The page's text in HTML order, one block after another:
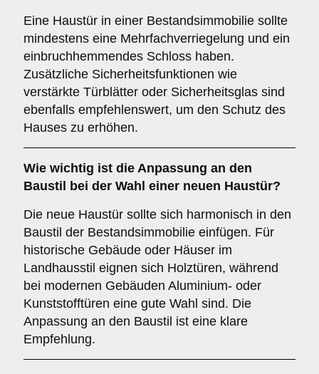
Eine Haustür in einer Bestandsimmobilie sollte
mindestens eine Mehrfachverriegelung und ein
einbruchhemmendes Schloss haben.
Zusätzliche Sicherheitsfunktionen wie
verstärkte Türblätter oder Sicherheitsglas sind
ebenfalls empfehlenswert, um den Schutz des
Hauses zu erhöhen.
Wie wichtig ist die Anpassung an den
Baustil
bei der Wahl einer neuen Haustür?
Die neue Haustür sollte sich harmonisch in den
Baustil der Bestandsimmobilie einfügen. Für
historische Gebäude oder Häuser im
Landhausstil eignen sich Holztüren, während
bei modernen Gebäuden Aluminium- oder
Kunststofftüren eine gute Wahl sind. Die
Anpassung an den Baustil ist eine klare
Empfehlung.